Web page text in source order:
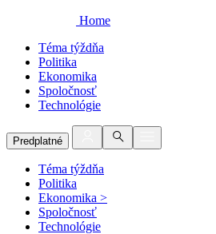
Home
Téma týždňa
Politika
Ekonomika
Spoločnosť
Technológie
Predplatné
Téma týždňa
Politika
Ekonomika >
Spoločnosť
Technológie